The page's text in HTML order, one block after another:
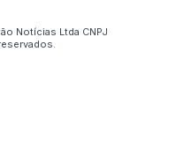
Notícias Ltda CNPJ